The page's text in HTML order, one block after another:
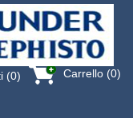
Carrello (0)
(0)